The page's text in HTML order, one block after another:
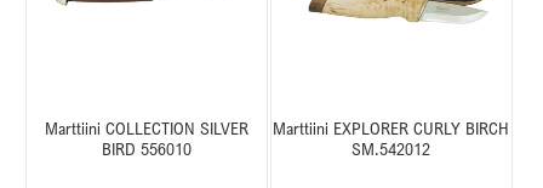
Marttiini COLLECTION SILVER
BIRD 556010
Marttiini EXPLORER CURLY BIRCH
SM.542012